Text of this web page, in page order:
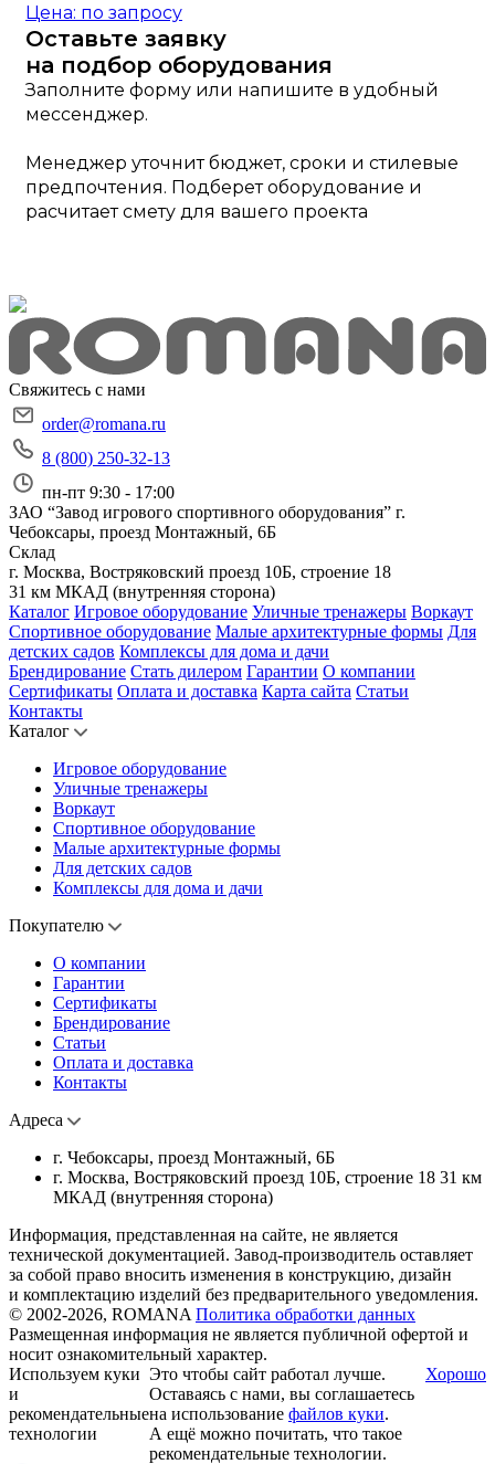
Цена: по запросу
Оставьте заявку
на подбор оборудования
Заполните форму или напишите в удобный
мессенджер.
Менеджер уточнит бюджет, сроки и стилевые
предпочтения. Подберет оборудование и
расчитает смету для вашего проекта
Свяжитесь с нами
order@romana.ru
8 (800) 250-32-13
пн-пт 9:30 - 17:00
ЗАО “Завод игрового спортивного оборудования” г.
Чебоксары, проезд Монтажный, 6Б
Склад
г. Москва, Востряковский проезд 10Б, строение 18
31 км МКАД (внутренняя сторона)
Каталог Игровое оборудование Уличные тренажеры Воркаут
Спортивное оборудование Малые архитектурные формы Для
детских садов Комплексы для дома и дачи
Брендирование Стать дилером Гарантии О компании
Сертификаты Оплата и доставка Карта сайта Статьи
Контакты
Каталог
Игровое оборудование
Уличные тренажеры
Воркаут
Спортивное оборудование
Малые архитектурные формы
Для детских садов
Комплексы для дома и дачи
Покупателю
О компании
Гарантии
Сертификаты
Брендирование
Статьи
Оплата и доставка
Контакты
Адреса
г. Чебоксары, проезд Монтажный, 6Б
г. Москва, Востряковский проезд 10Б, строение 18 31 км
МКАД (внутренняя сторона)
Информация, представленная на сайте, не является
технической документацией. Завод-производитель оставляет
за собой право вносить изменения в конструкцию, дизайн
и комплектацию изделий без предварительного уведомления.
© 2002-2026, ROMANA Политика обработки данных
Размещенная информация не является публичной офертой и
носит ознакомительный характер.
Используем куки
и
рекомендательные
технологии
Это чтобы сайт работал лучше.
Оставаясь с нами, вы соглашаетесь
на использование файлов куки.
А ещё можно почитать, что такое
рекомендательные технологии.
Хорошо